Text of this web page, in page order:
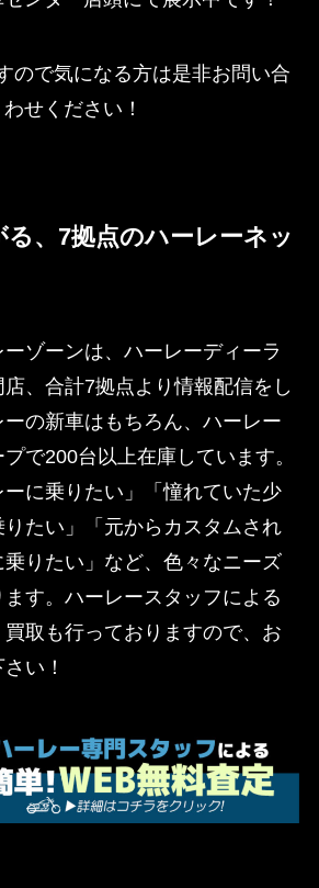
ので気になる方は是非お問い合
わせください！
る、7拠点のハーレーネッ
ゾーンは、ハーレーディーラ
、合計7拠点より情報配信をし
の新車はもちろん、ハーレー
で200台以上在庫しています。
ーに乗りたい」「憧れていた少
りたい」「元からカスタムされ
りたい」など、色々なニーズ
す。ハーレースタッフによる
取も行っておりますので、お
い！